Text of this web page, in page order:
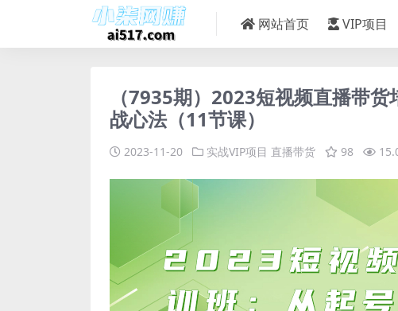
网站首页 VIP项目
（7935期）2023短视频直播带
战心法（11节课）
2023-11-20 实战VIP项目 直播带货 98